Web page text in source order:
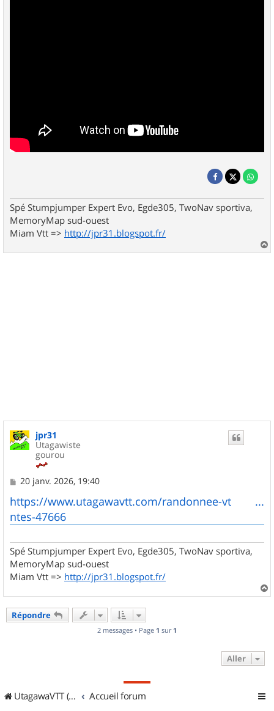
Spé Stumpjumper Expert Evo, Egde305, TwoNav sportiva,
MemoryMap sud-ouest
Miam Vtt => http://jpr31.blogspot.fr/
a
jpr31
Utagawiste
gourou
M
s
s
a
g
20 janv. 2026, 19:40
https://www.utagawavtt.com/randonnee-vt ...
ntes-47666
Spé Stumpjumper Expert Evo, Egde305, TwoNav sportiva,
MemoryMap sud-ouest
Miam Vtt => http://jpr31.blogspot.fr/
a
Répondre
2 messages • Page 1 sur 1
Aller
UtagawaVTT (Randos VTT et VTTAE avec traces GPS) Accueil forum